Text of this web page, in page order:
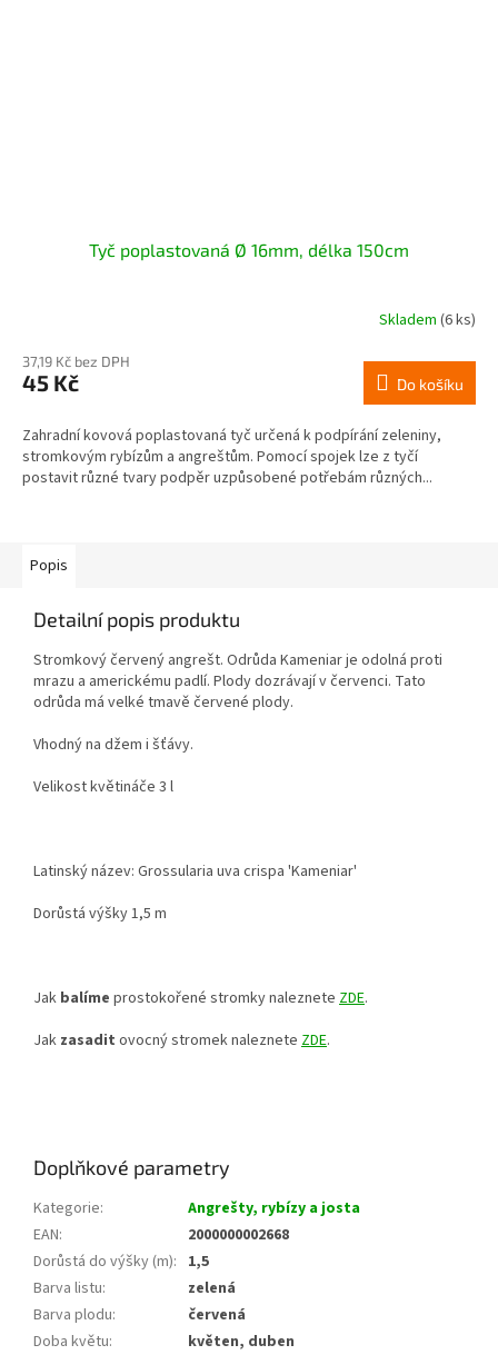
Tyč poplastovaná Ø 16mm, délka 150cm
Skladem (6 ks)
37,19 Kč bez DPH
45 Kč Do košíku
Zahradní kovová poplastovaná tyč určená k podpírání zeleniny,
stromkovým rybízům a angreštům. Pomocí spojek lze z tyčí
postavit různé tvary podpěr uzpůsobené potřebám různých...
Popis
Detailní popis produktu
Stromkový červený angrešt. Odrůda Kameniar je odolná proti
mrazu a americkému padlí. Plody dozrávají v červenci. Tato
odrůda má velké tmavě červené plody.
Vhodný na džem i šťávy.
Velikost květináče 3 l
Latinský název: Grossularia uva crispa 'Kameniar'
Dorůstá výšky 1,5 m
Jak balíme prostokořené stromky naleznete ZDE.
Jak zasadit ovocný stromek naleznete ZDE.
Doplňkové parametry
Kategorie:
Angrešty, rybízy a josta
EAN:
2000000002668
Dorůstá do výšky (m): 1,5
Barva listu:
zelená
Barva plodu:
červená
Doba květu:
květen, duben